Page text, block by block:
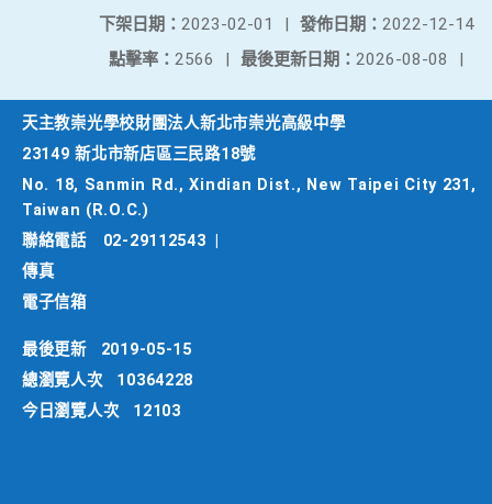
發佈日期： 2022-12-14
下架日期： 2023-02-01
|
最後更新日期： 2026-08-08 |
點擊率： 2566 |
天主教崇光學校財團法人新北市崇光高級中學
23149 新北市新店區三民路18號
No. 18, Sanmin Rd., Xindian Dist., New Taipei City 231,
Taiwan (R.O.C.)
聯絡電話
02-29112543
傳真
電子信箱
最後更新
2019-05-15
總瀏覽人次
10364228
今日瀏覽人次
12103